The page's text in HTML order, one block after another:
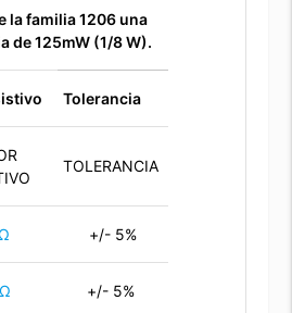
la familia 1206 una
de 125mW (1/8 W).
Tolerancia
TOLERANCIA
+/- 5%
+/- 5%